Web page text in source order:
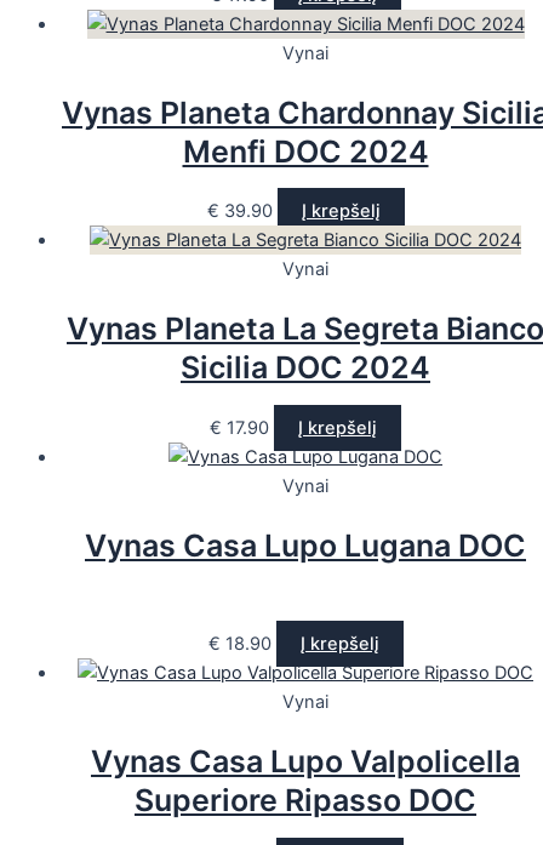
Vynai
Vynas Planeta Chardonnay
Menfi DOC 2024
€ 39.90 Į krepšelį
Vynai
Vynas Planeta La Segreta Bianco
Sicilia DOC 2024
€ 17.90 Į krepšelį
Vynai
Vynas Casa Lupo Lugana DOC
€ 18.90 Į krepšelį
Vynai
Vynas Casa Lupo Valpolicella
Superiore Ripasso DOC